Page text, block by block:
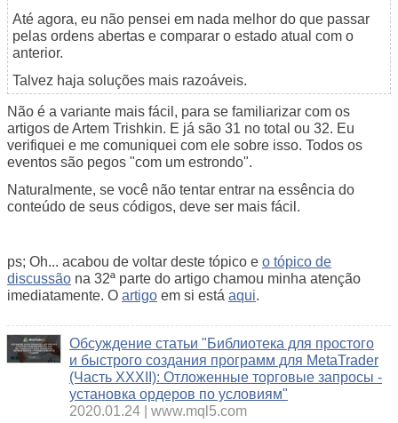
Até agora, eu não pensei em nada melhor do que passar
pelas ordens abertas e comparar o estado atual com o
anterior.
Talvez haja soluções mais razoáveis.
Não é a variante mais fácil, para se familiarizar com os
artigos de Artem Trishkin. E já são 31 no total ou 32. Eu
verifiquei e me comuniquei com ele sobre isso. Todos os
eventos são pegos "com um estrondo".
Naturalmente, se você não tentar entrar na essência do
conteúdo de seus códigos, deve ser mais fácil.
ps; Oh... acabou de voltar deste tópico e o tópico de
discussão na 32ª parte do artigo chamou minha atenção
imediatamente. O artigo em si está aqui.
Обсуждение статьи "Библиотека для простого
и быстрого создания программ для MetaTrader
(Часть XXXII): Отложенные торговые запросы -
установка ордеров по условиям"
2020.01.24
www.mql5.com